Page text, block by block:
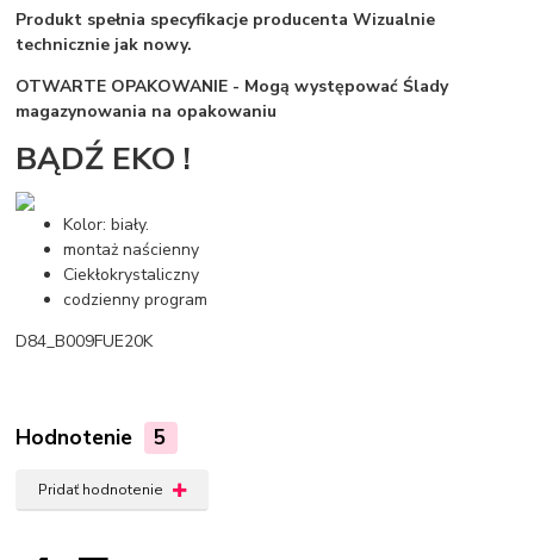
Produkt spełnia specyfikacje producenta Wizualnie
technicznie jak nowy.
OTWARTE OPAKOWANIE - Mogą występować Ślady
magazynowania na opakowaniu
BĄDŹ EKO !
Kolor: biały.
montaż naścienny
Ciekłokrystaliczny
codzienny program
D84_B009FUE20K
Hodnotenie 5
Pridať hodnotenie